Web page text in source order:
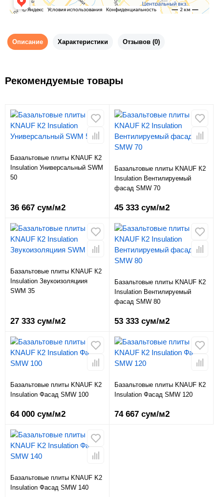
Описание Характеристики Отзывов (0)
Рекомендуемые товары
Базальтовые плиты KNAUF К2
Insulation Универсальный SWM
50
36 667 сум/м2
Базальтовые плиты KNAUF К2
Insulation Вентилируемый
фасад SMW 70
45 333 сум/м2
Базальтовые плиты KNAUF К2
Insulation Звукоизоляциия
SWM 35
27 333 сум/м2
Базальтовые плиты KNAUF К2
Insulation Вентилируемый
фасад SMW 80
53 333 сум/м2
Базальтовые плиты KNAUF К2
Insulation Фасад SMW 100
64 000 сум/м2
Базальтовые плиты KNAUF К2
Insulation Фасад SMW 120
74 667 сум/м2
Базальтовые плиты KNAUF K2
Insulation Фасад SMW 140